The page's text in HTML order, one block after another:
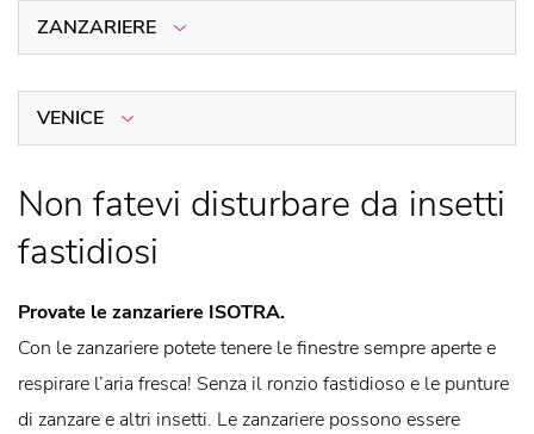
ZANZARIERE
VENICE
Non fatevi disturbare da insetti
fastidiosi
Provate le zanzariere ISOTRA.
Con le zanzariere potete tenere le finestre sempre aperte e
respirare l’aria fresca! Senza il ronzio fastidioso e le punture
di zanzare e altri insetti. Le zanzariere possono essere